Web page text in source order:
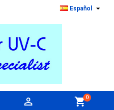
Español 
 shopping_cart0